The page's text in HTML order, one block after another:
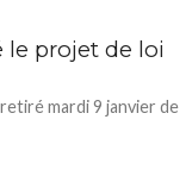
projet de loi
mardi 9 janvier de